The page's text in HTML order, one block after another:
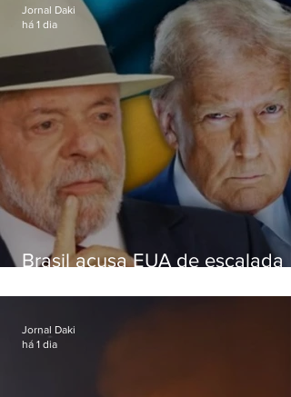
Brasil acusa EUA de escalada
embaixadora
Jornal Daki
há 1 dia
Jornal Daki
há 1 dia